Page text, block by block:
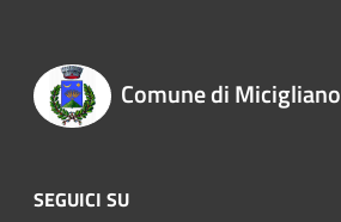
Comune di Micigliano
SEGUICI SU